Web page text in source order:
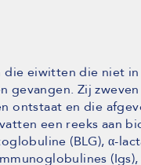
eiwitten die niet in
gevangen. Zij
ontstaat en die
een reeks aan
(BLG), α-